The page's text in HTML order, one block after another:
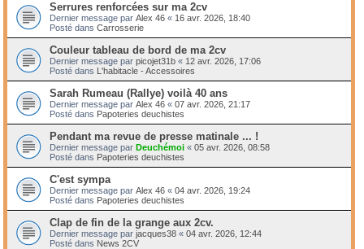
Serrures renforcées sur ma 2cv
Dernier message par Alex 46 « 16 avr. 2026, 18:40
Posté dans Carrosserie
Couleur tableau de bord de ma 2cv
Dernier message par picojet31b « 12 avr. 2026, 17:06
Posté dans L'habitacle - Accessoires
Sarah Rumeau (Rallye) voilà 40 ans
Dernier message par Alex 46 « 07 avr. 2026, 21:17
Posté dans Papoteries deuchistes
Pendant ma revue de presse matinale ... !
Dernier message par Deuchémoi « 05 avr. 2026, 08:58
Posté dans Papoteries deuchistes
C'est sympa
Dernier message par Alex 46 « 04 avr. 2026, 19:24
Posté dans Papoteries deuchistes
Clap de fin de la grange aux 2cv.
Dernier message par jacques38 « 04 avr. 2026, 12:44
Posté dans News 2CV